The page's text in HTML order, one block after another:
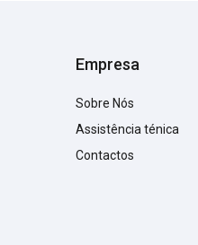
Empresa
Sobre Nós
Assistência ténica
Contactos